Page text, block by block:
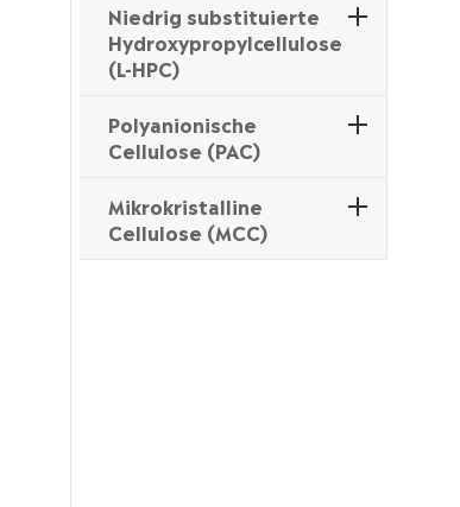
Niedrig substituierte
Hydroxypropylcellulose
(L-HPC)
Polyanionische
Cellulose (PAC)
Mikrokristalline
Cellulose (MCC)